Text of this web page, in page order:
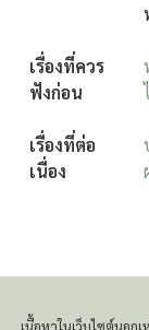
เรื่องที่ควร
ฟังก่อน
เรื่องที่ต่อ
เนื่อง
เนื้อหาในเว็บไซต์นอก